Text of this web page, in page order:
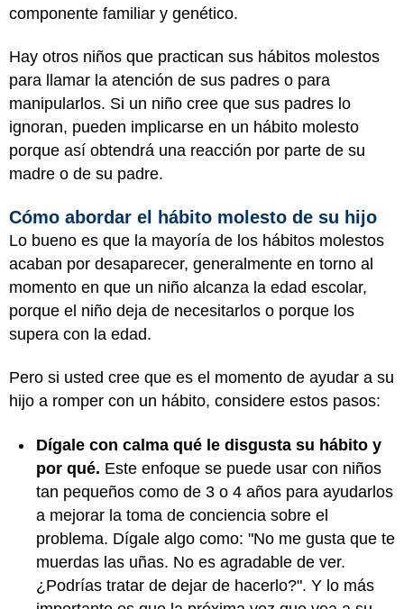
componente familiar y genético.
Hay otros niños que practican sus hábitos molestos
para llamar la atención de sus padres o para
manipularlos. Si un niño cree que sus padres lo
ignoran, pueden implicarse en un hábito molesto
porque así obtendrá una reacción por parte de su
madre o de su padre.
Cómo abordar el hábito molesto de su hijo
Lo bueno es que la mayoría de los hábitos molestos
acaban por desaparecer, generalmente en torno al
momento en que un niño alcanza la edad escolar,
porque el niño deja de necesitarlos o porque los
supera con la edad.
Pero si usted cree que es el momento de ayudar a su
hijo a romper con un hábito, considere estos pasos:
Dígale con calma qué le disgusta su hábito y
por qué. Este enfoque se puede usar con niños
tan pequeños como de 3 o 4 años para ayudarlos
a mejorar la toma de conciencia sobre el
problema. Dígale algo como: "No me gusta que te
muerdas las uñas. No es agradable de ver.
¿Podrías tratar de dejar de hacerlo?". Y lo más